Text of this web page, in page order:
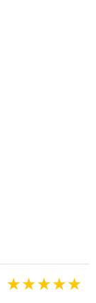
★★★★★